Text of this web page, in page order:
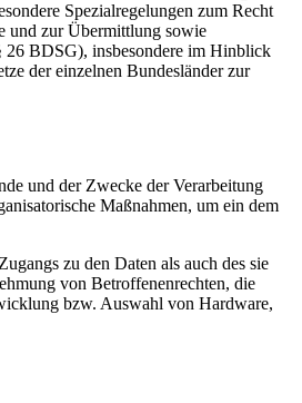
Spezialregelungen zum Recht
und zur Übermittlung sowie
26 BDSG), insbesondere im Hinblick
der einzelnen Bundesländer zur
und der Zwecke der Verarbeitung
Maßnahmen, um ein dem
zu den Daten als auch des sie
von Betroffenenrechten, die
bzw. Auswahl von Hardware,